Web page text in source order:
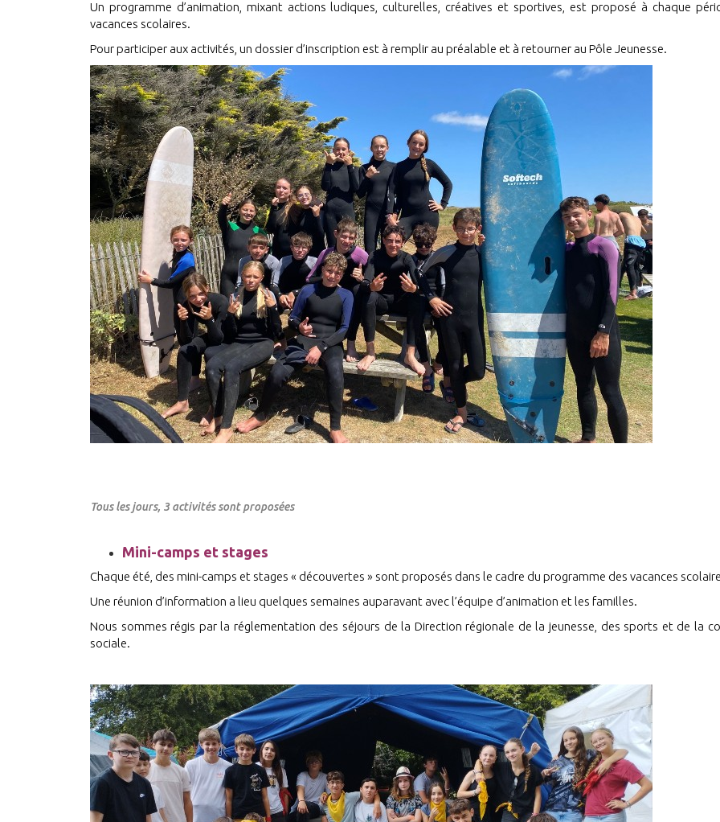
Un programme d’animation, mixant actions ludiques, culturelles, créatives et sportives, est proposé à chaque
vacances scolaires.
Pour participer aux activités, un dossier d’inscription est à remplir au préalable et à retourner au Pôle Jeunesse.
Tous les jours, 3 activités sont proposées
Mini-camps et stages
Chaque été, des mini-camps et stages « découvertes » sont proposés dans le cadre du programme des vacances
Une réunion d’information a lieu quelques semaines auparavant avec l’équipe d’animation et les familles.
Nous sommes régis par la réglementation des séjours de la Direction régionale de la jeunesse, des sports et de la
sociale.